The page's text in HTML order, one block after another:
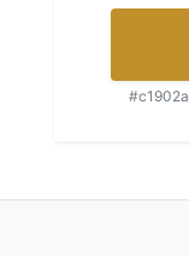
#c1902a